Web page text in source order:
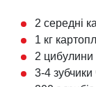
2 середні
1 кг
2 цибулини
3-4 зубчики